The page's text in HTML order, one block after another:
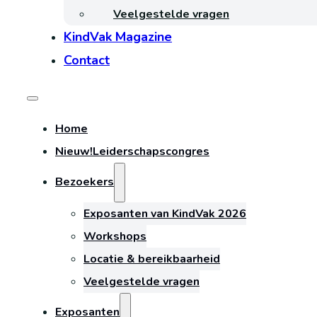
Veelgestelde vragen
KindVak Magazine
Contact
Home
Nieuw!Leiderschapscongres
Bezoekers
Exposanten van KindVak 2026
Workshops
Locatie & bereikbaarheid
Veelgestelde vragen
Exposanten